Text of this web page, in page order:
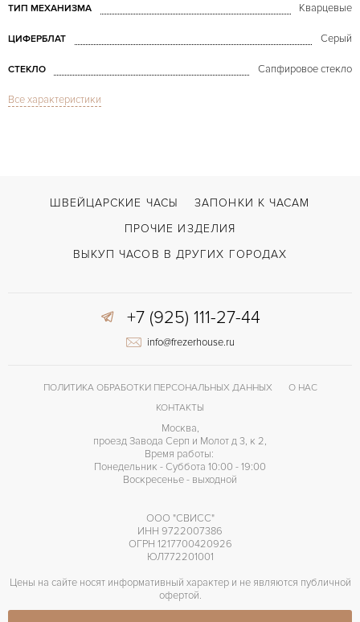
ТИП МЕХАНИЗМА Кварцевые
ЦИФЕРБЛАТ Серый
СТЕКЛО Сапфировое стекло
ФУНКЦИИ
Двойной сложности застежка
Все характеристики
ШВЕЙЦАРСКИЕ ЧАСЫ
ЗАПОНКИ К ЧАСАМ
ПРОЧИЕ ИЗДЕЛИЯ
ВЫКУП ЧАСОВ В ДРУГИХ ГОРОДАХ
+7 (925) 111-27-44
info@frezerhouse.ru
ПОЛИТИКА ОБРАБОТКИ ПЕРСОНАЛЬНЫХ ДАННЫХ
О НАС
КОНТАКТЫ
Москва,
проезд Завода Серп и Молот д 3, к 2,
Время работы:
Понедельник - Суббота 10:00 - 19:00
Воскресенье - выходной
ООО "СВИСС"
ИНН 9722007386
ОГРН 1217700420926
ЮЛ772201001
Цены на сайте носят информативный характер и не являются публичной
офертой.